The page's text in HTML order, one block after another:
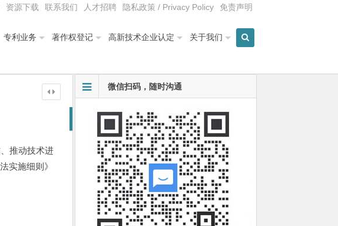
资源下载 联系我们 人才招聘 隐私政策 / Privacy Policy 免责声明
专利业务 著作权登记 高新技术企业认定 关于我们
推动技术进
实施细则》
微信扫码，随时沟通